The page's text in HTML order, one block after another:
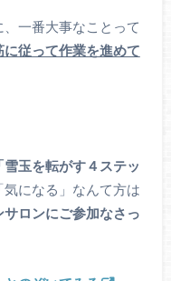
一番大事なことって
従って作業を進めて
雪玉を転がす４ステッ
になる」なんて方は
ロンにご参加なさっ